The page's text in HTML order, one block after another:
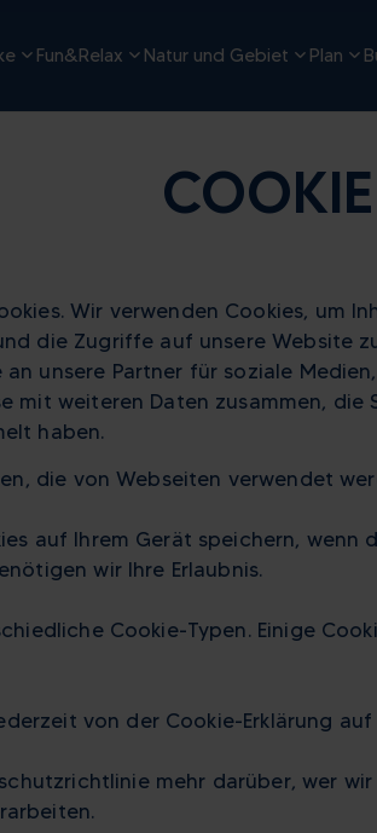
Fun&Relax Natur und Gebiet Plan
Wir verwenden Cookies, um
die Zugriffe auf unsere Website
unsere Partner für soziale
mit weiteren Daten zusammen,
haben.
die von Webseiten verwendet
auf Ihrem Gerät speichern,
wir Ihre Erlaubnis.
Cookie-Typen. Einige
von der Cookie-Erklärung
mehr darüber, wer